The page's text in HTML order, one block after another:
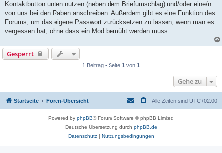
a
Kontaktbutton unten nutzen (neben dem Briefumschlag) und/oder eine/n
von uns bei den Raben anschreiben. Außerdem gibt es eine Funktion des
Forums, um das eigene Passwort zurücksetzen zu lassen, wenn man es
vergessen hat, ohne dass ein Mod bemüht werden muss.
Gesperrt
1 Beitrag • Seite 1 von 1
Gehe zu
Startseite Foren-Übersicht Alle Zeiten sind UTC+02:00
Powered by phpBB® Forum Software © phpBB Limited
Deutsche Übersetzung durch phpBB.de
Datenschutz| Nutzungsbedingungen